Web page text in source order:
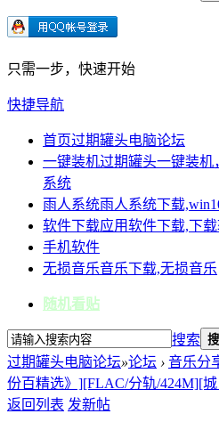
只需一步，快速开始
快捷导航
首页过期罐头电脑论坛
一键装机过期罐头一键装机
系统
雨人系统雨人系统下载
软件下载应用软件下载,下
手机软件
无损音乐音乐下载,无损音乐
随机看贴
搜索
过期罐头电脑论坛»论坛 › 音乐分
份百精选》][FLAC/分轨/424M][城
返回列表 发新帖